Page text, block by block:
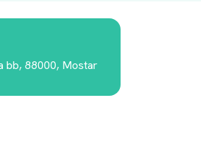
bb, 88000, Mostar